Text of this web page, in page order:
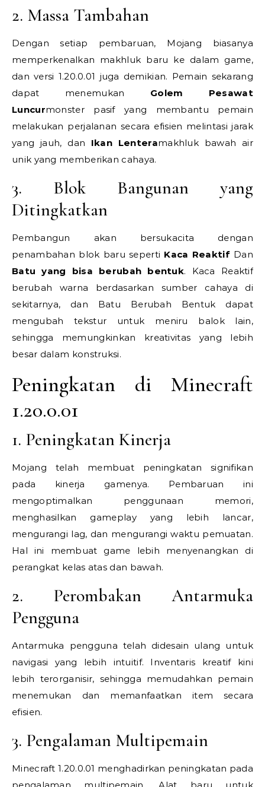
2. Massa Tambahan
Dengan setiap pembaruan, Mojang biasanya
memperkenalkan makhluk baru ke dalam game,
dan versi 1.20.0.01 juga demikian. Pemain sekarang
dapat menemukan Golem Pesawat
Luncurmonster pasif yang membantu pemain
melakukan perjalanan secara efisien melintasi jarak
yang jauh, dan Ikan Lenteramakhluk bawah air
unik yang memberikan cahaya.
3. Blok Bangunan yang
Ditingkatkan
Pembangun akan bersukacita dengan
penambahan blok baru seperti Kaca ReaktifDan
Batu yang bisa berubah bentuk. Kaca Reaktif
berubah warna berdasarkan sumber cahaya di
sekitarnya, dan Batu Berubah Bentuk dapat
mengubah tekstur untuk meniru balok lain,
sehingga memungkinkan kreativitas yang lebih
besar dalam konstruksi.
Peningkatan di Minecraft
1.20.0.01
1. Peningkatan Kinerja
Mojang telah membuat peningkatan signifikan
pada kinerja gamenya. Pembaruan ini
mengoptimalkan penggunaan memori,
menghasilkan gameplay yang lebih lancar,
mengurangi lag, dan mengurangi waktu pemuatan.
Hal ini membuat game lebih menyenangkan di
perangkat kelas atas dan bawah.
2. Perombakan Antarmuka
Pengguna
Antarmuka pengguna telah didesain ulang untuk
navigasi yang lebih intuitif. Inventaris kreatif kini
lebih terorganisir, sehingga memudahkan pemain
menemukan dan memanfaatkan item secara
efisien.
3. Pengalaman Multipemain
Minecraft 1.20.0.01 menghadirkan peningkatan pada